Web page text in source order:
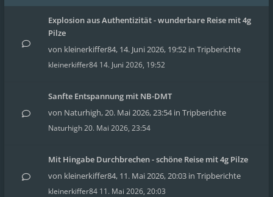
Explosion aus Authentizität - wunderbare Reise mit 4g
Pilze
von kleinerkiffer84, 14. Juni 2026, 19:52 in Tripberichte
kleinerkiffer84 14. Juni 2026, 19:52
Sanfte Entspannung mit NB-DMT
von Naturhigh,20. Mai 2026, 23:54in Tripberichte
Naturhigh20. Mai 2026, 23:54
Mit Hingabe Durchbrechen - schöne Reise mit 4g Pilze
von kleinerkiffer84, 11. Mai 2026, 20:03 in Tripberichte
kleinerkiffer84 11. Mai 2026, 20:03